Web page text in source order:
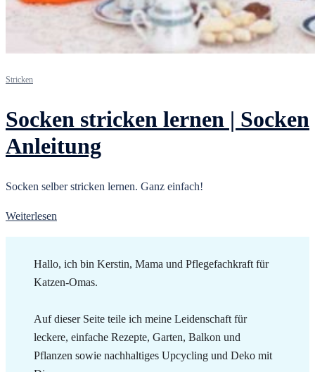
Stricken
Socken stricken lernen | Socken
Anleitung
Socken selber stricken lernen. Ganz einfach!
Weiterlesen
Hallo, ich bin Kerstin, Mama und Pflegefachkraft für
Katzen-Omas.
Auf dieser Seite teile ich meine Leidenschaft für
leckere, einfache Rezepte, Garten, Balkon und
Pflanzen sowie nachhaltiges Upcycling und Deko mit